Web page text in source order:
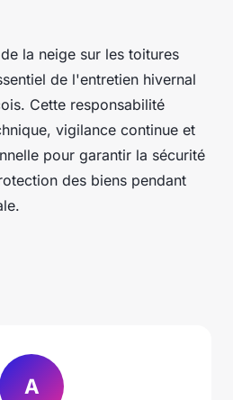
la neige sur les toitures
de l'entretien hivernal
Cette responsabilité
vigilance continue et
pour garantir la sécurité
des biens pendant
A